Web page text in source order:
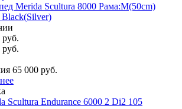
Merida Scultura 8000 Рама:M(50cm)
руб.
руб.
65 000 руб.